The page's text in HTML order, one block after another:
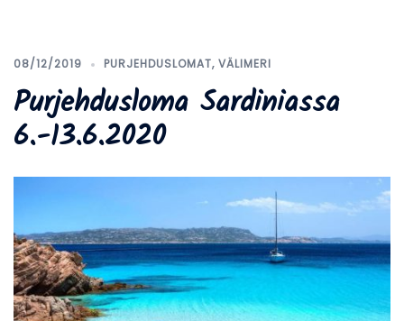
08/12/2019 PURJEHDUSLOMAT, VÄLIMERI
Purjehdusloma Sardiniassa
6.-13.6.2020